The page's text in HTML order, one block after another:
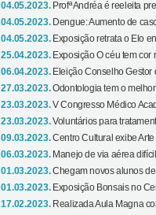
04.05.2023. Profª Andréa é reeleita
04.05.2023. Dengue: Aumento de
04.05.2023. Exposição retrata o Elo
25.04.2023. Exposição O céu tem cor
06.04.2023. Eleição Conselho Gestor
27.03.2023.Odontologia tem o
23.03.2023.V Congresso Médico
23.03.2023.Voluntários para
09.03.2023.Centro Cultural exibe
06.03.2023. Manejo de via aérea
01.03.2023.Chegam novos alunos
01.03.2023. Exposição Bonsais no
17.02.2023. Realizada Aula Magna